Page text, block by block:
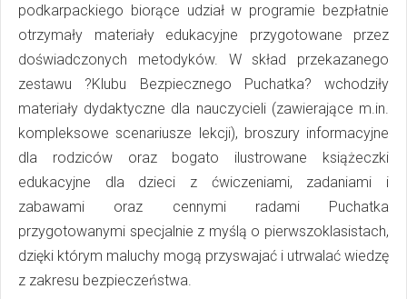
podkarpackiego biorące udział w programie bezpłatnie
otrzymały materiały edukacyjne przygotowane przez
doświadczonych metodyków. W skład przekazanego
zestawu ?Klubu Bezpiecznego Puchatka? wchodziły
materiały dydaktyczne dla nauczycieli (zawierające m.in.
kompleksowe scenariusze lekcji), broszury informacyjne
dla rodziców oraz bogato ilustrowane książeczki
edukacyjne dla dzieci z ćwiczeniami, zadaniami i
zabawami oraz cennymi radami Puchatka
przygotowanymi specjalnie z myślą o pierwszoklasistach,
dzięki którym maluchy mogą przyswajać i utrwalać wiedzę
z zakresu bezpieczeństwa.